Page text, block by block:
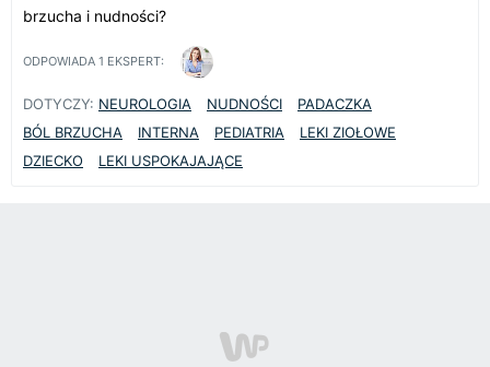
brzucha i nudności?
ODPOWIADA 1 EKSPERT:
DOTYCZY: NEUROLOGIA NUDNOŚCI
PADACZKA
BÓL BRZUCHA
INTERNA PEDIATRIA
LEKI ZIOŁOWE
DZIECKO
LEKI USPOKAJAJĄCE